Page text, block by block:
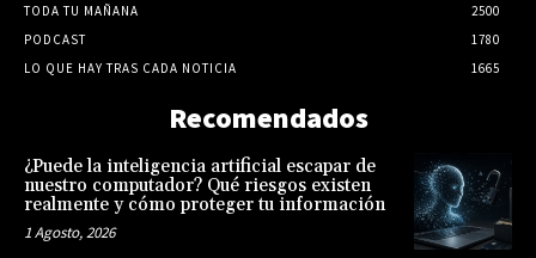
TODA TU MAÑANA
2500
PODCAST
1780
LO QUE HAY TRAS CADA NOTICIA
1665
Recomendados
¿Puede la inteligencia artificial escapar de
nuestro computador? Qué riesgos existen
realmente y cómo proteger tu información
1 Agosto, 2026